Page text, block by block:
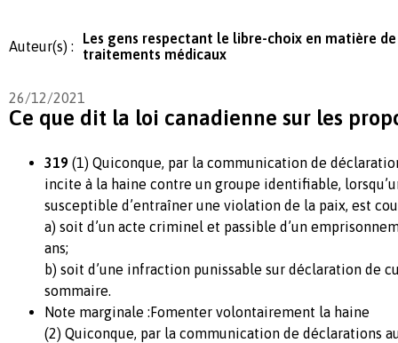
Auteur(s) :
Les gens respectant le libre-choix en matière de
traitements médicaux
26/12/2021
Ce que dit la loi canadienne sur les
319 (1) Quiconque, par la communication de
incite à la haine contre un groupe identifiable,
susceptible d’entraîner une violation de la paix, est
a) soit d’un acte criminel et passible d’un
ans;
b) soit d’une infraction punissable sur déclaration de
sommaire.
Note marginale :Fomenter volontairement la haine
(2) Quiconque, par la communication de déclarations